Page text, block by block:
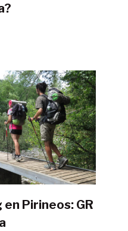
Pirineos: GR